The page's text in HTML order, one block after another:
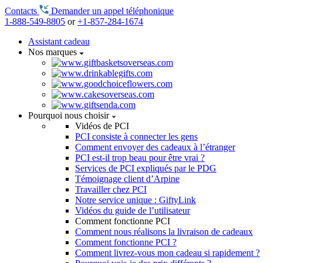
Contacts
Demander un appel téléphonique
1-888-549-8805 or+1-857-284-1674
Assistant cadeau
Nos marques
Pourquoi nous choisir
Vidéos de PCI
PCI consiste à connecter les gens
Comment envoyer des cadeaux à l’étranger
PCI est-il trop beau pour être vrai ?
Services de PCI expliqués par le PDG
Témoignage client d’Arpine
Travailler chez PCI
Notre service unique : GiftyLink
Vidéos du guide de l’utilisateur
Comment fonctionne PCI
Comment nous réalisons la livraison de cadeaux
Comment fonctionne PCI ?
Comment livrez-vous mon cadeau si rapidement ?